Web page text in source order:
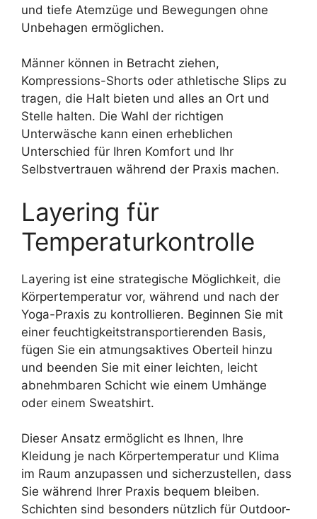
und tiefe Atemzüge und Bewegungen ohne
Unbehagen ermöglichen.
Männer können in Betracht ziehen,
Kompressions-Shorts oder athletische Slips zu
tragen, die Halt bieten und alles an Ort und
Stelle halten. Die Wahl der richtigen
Unterwäsche kann einen erheblichen
Unterschied für Ihren Komfort und Ihr
Selbstvertrauen während der Praxis machen.
Layering für
Temperaturkontrolle
Layering ist eine strategische Möglichkeit, die
Körpertemperatur vor, während und nach der
Yoga-Praxis zu kontrollieren. Beginnen Sie mit
einer feuchtigkeitstransportierenden Basis,
fügen Sie ein atmungsaktives Oberteil hinzu
und beenden Sie mit einer leichten, leicht
abnehmbaren Schicht wie einem Umhänge
oder einem Sweatshirt.
Dieser Ansatz ermöglicht es Ihnen, Ihre
Kleidung je nach Körpertemperatur und Klima
im Raum anzupassen und sicherzustellen, dass
Sie während Ihrer Praxis bequem bleiben.
Schichten sind besonders nützlich für Outdoor-